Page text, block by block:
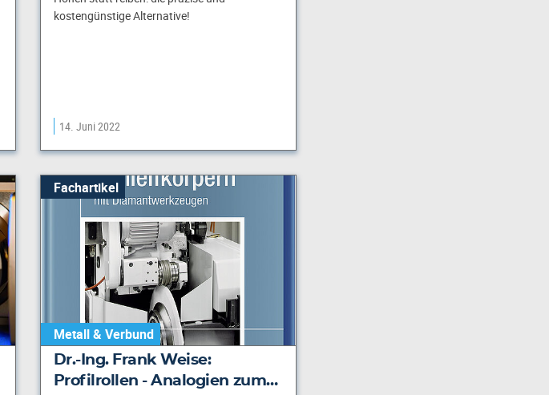
kostengünstige Alternative!
14. Juni 2022
Fachartikel
Metall & Verbund
Dr.-Ing. Frank Weise:
Profilrollen - Analogien zum…